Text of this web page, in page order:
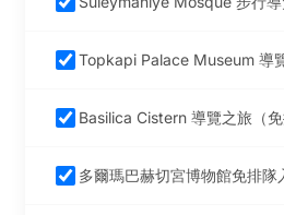
Topkapi Palace Museum 導
Basilica Cistern 導覽之旅（免
多爾瑪巴赫切宮博物館免排隊